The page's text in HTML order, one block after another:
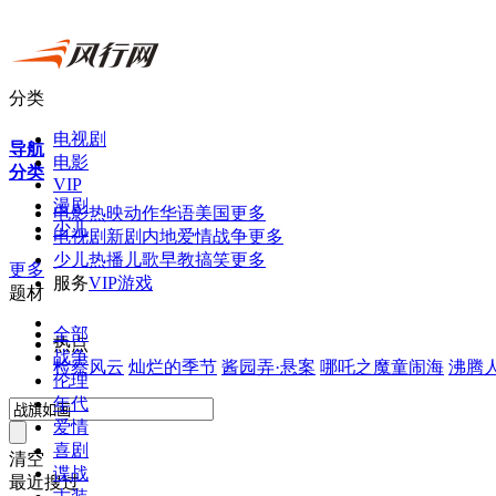
导航
分类
电影热映动作华语美国更多
电视剧 新剧 内地爱情战争更多
少 儿热播 儿歌早教搞笑更多
服务VIP游戏
热点
检察风云 灿烂的季节 酱园弄·悬案 哪吒之魔童闹海 沸腾
清空
最近搜过
分类
电视剧
电影
VIP
漫剧
少儿
更多
题材
全部
战争
伦理
年代
爱情
喜剧
谍战